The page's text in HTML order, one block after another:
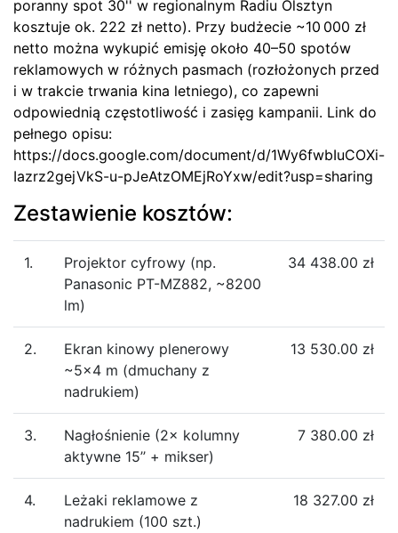
Zestawienie kosztów:
1.
Projektor cyfrowy (np.
Panasonic PT-MZ882, ~8200
lm)​
34 438.00 zł
2.
Ekran kinowy plenerowy
~5×4 m (dmuchany z
nadrukiem)​
13 530.00 zł
3.
Nagłośnienie (2× kolumny
aktywne 15’’ + mikser)
7 380.00 zł
4.
Leżaki reklamowe z
nadrukiem (100 szt.)​
18 327.00 zł